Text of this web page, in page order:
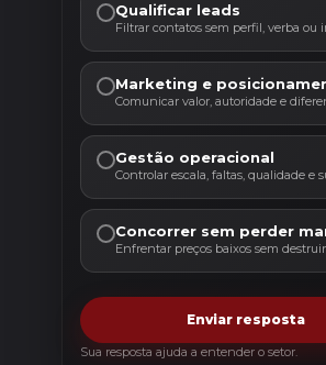
Qualificar leads
Filtrar contatos sem perfil, verba ou
Marketing e
Comunicar valor, autoridade e
Gestão operacional
Controlar escala, faltas, qualidade e
Concorrer sem perder
Enfrentar preços baixos sem
Enviar resposta
Sua resposta ajuda a entender o setor.